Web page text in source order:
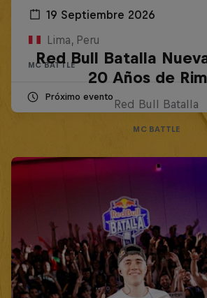
19 Septiembre 2026
Lima, Peru
MC BATTLE
Próximo evento
Red Bull Batalla
20 Años de
Red Bull Batalla
MC BATTLE